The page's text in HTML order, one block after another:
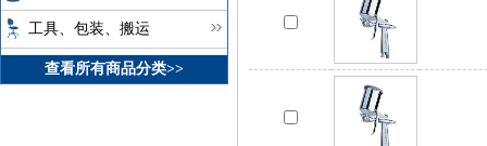
工具、包装、搬运
查看所有商品分类>>